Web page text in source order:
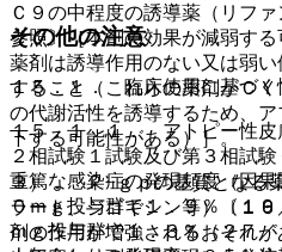
その他の注意
１５．１． 臨床使用に基づく
１５．１．１． アトピー性皮
２相試験１試験及び第３相試
重篤な感染症の発現頻度（因
０ｍｇ投与群で１．９％（１
ｍｇ投与群で１．３％（２７
Ｃ９の中程度の誘導薬（リフ
参照〕［本剤の効果が減弱す
薬剤は誘導作用のない又は弱
すること（これらの薬剤がＣ
の代謝活性を誘導するため、
下する可能性がある）］。
３）． Ｐ−ｇｐの基質となる
ラート、ジゴキシン等）〔１
剤の作用が増強されるおそれ